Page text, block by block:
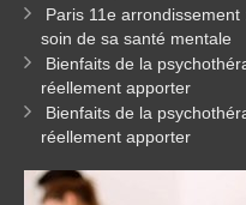
Paris 11e
soin de sa santé mentale
Bienfaits de la
réellement apporter
Bienfaits de la
réellement apporter